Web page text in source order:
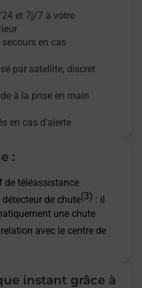
et 7j/7 à votre
secours en cas
par satellite, discret
à la prise en main
en cas d’alerte
:
de téléassistance
de chute(3) : il
une chute
relation avec le centre de
instant grâce à